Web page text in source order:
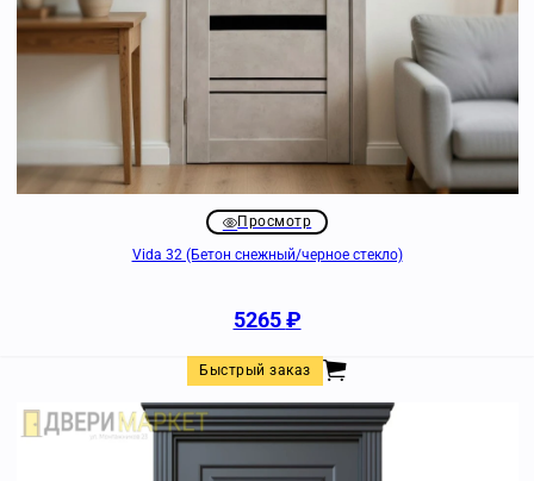
Просмотр
Vida 32 (Бетон снежный/черное стекло)
5265₽
Быстрый заказ